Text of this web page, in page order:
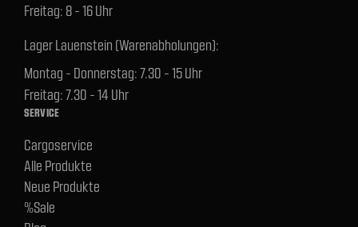
Freitag: 8 - 16 Uhr
Lager Lauenstein (Warenabholungen):
Montag - Donnerstag: 7.30 - 15 Uhr
Freitag: 7.30 - 14 Uhr
SERVICE
Cargoservice
Alle Produkte
Neue Produkte
%Sale